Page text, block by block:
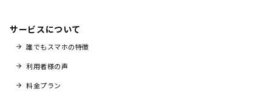
サービスについて
誰でもスマホの特徴
利用者様の声
料金プラン